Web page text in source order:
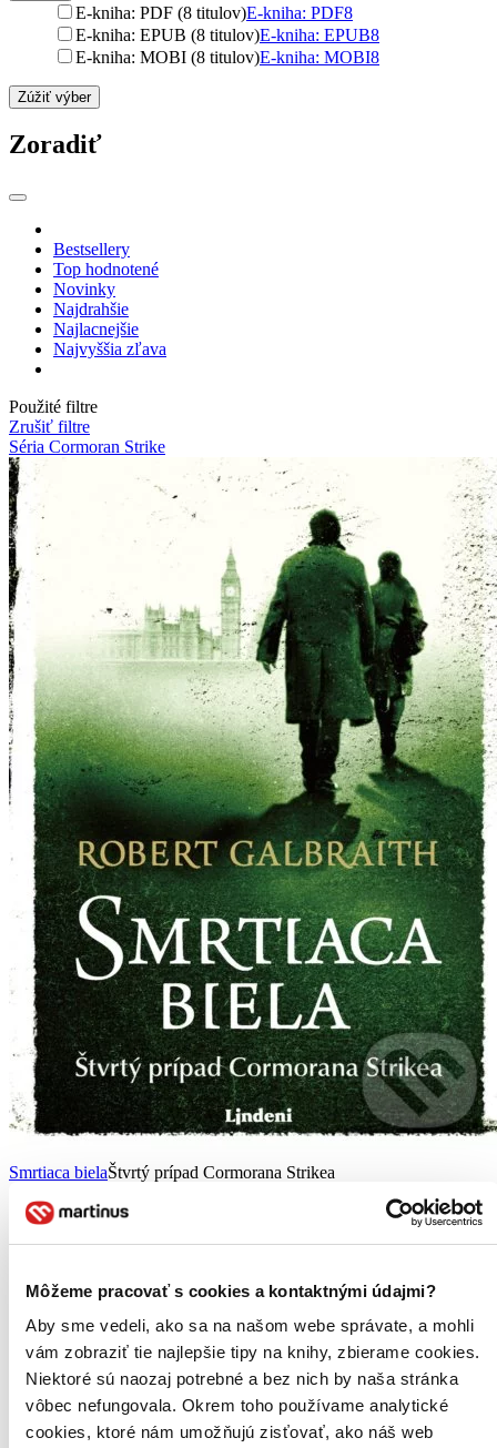
Môžeme pracovať s cookies a kontaktnými údajmi?
Aby sme vedeli, ako sa na našom webe správate, a mohli
vám zobraziť tie najlepšie tipy na knihy, zbierame cookies.
Niektoré sú naozaj potrebné a bez nich by naša stránka
vôbec nefungovala. Okrem toho používame analytické
cookies, ktoré nám umožňujú zisťovať, ako náš web
E-kniha: PDF (8 titulov)E-kniha: PDF8
E-kniha: EPUB (8 titulov)E-kniha: EPUB8
E-kniha: MOBI (8 titulov)E-kniha: MOBI8
Zúžiť výber
Zoradiť
Bestsellery
Top hodnotené
Novinky
Najdrahšie
Najlacnejšie
Najvyššia zľava
Použité filtre
Zrušiť filtre
Séria Cormoran Strike
Smrtiaca bielaŠtvrtý prípad Cormorana Strikea
J.K. Rowling
„Videl som, ako zabili dieťa!“ S týmito slovami vtrhne
dezorientovaný mladý muž do kancelárie súkromného detektíva
Cormorana Strikea a núti ho, aby vyšetroval zločin, svedkom
ktorého sa stal ako malé dieťa. Billy je evidentne psychicky
narušený...
Kniha pevná väzba
27,90 €